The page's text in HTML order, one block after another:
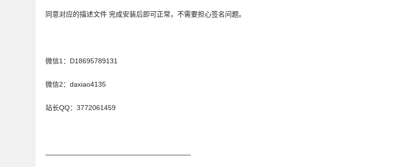
同意对应的描述文件 完成安装后即可正常，不需要担心签名问题。
微信1：D18695789131
微信2：daxiao4135
站长QQ：3772061459
—————————————————————-